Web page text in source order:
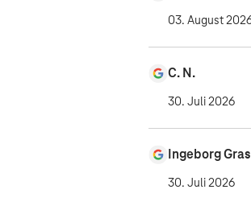
03. August
C. N.
30. Juli 2026
Ingeborg
30. Juli 2026